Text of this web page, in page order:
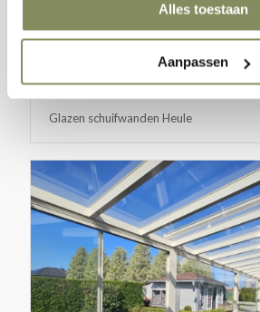
Alles toestaan
Aanpassen
Glazen schuifwanden Heule